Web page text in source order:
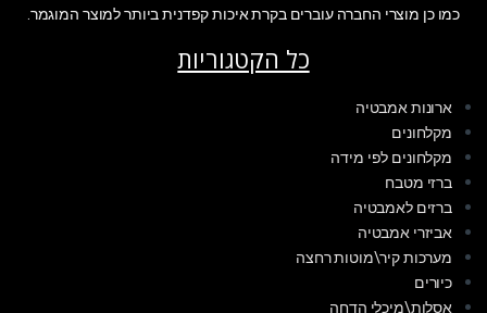
כמו כן מוצרי החברה עוברים בקרת איכות קפדנית ביותר למוצר המוגמר.
כל הקטגוריות
ארונות אמבטיה
מקלחונים
מקלחונים לפי מידה
ברזי מטבח
ברזים לאמבטיה
אביזרי אמבטיה
מערכות קיר\מוטות רחצה
כיורים
אסלות\מיכלי הדחה